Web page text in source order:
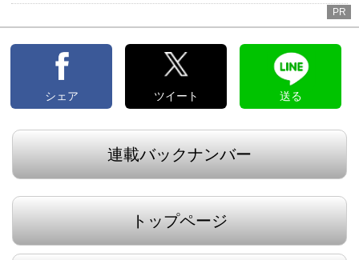
PR
シェア ツイート 送る
連載バックナンバー
トップページ